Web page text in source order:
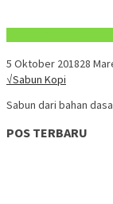
5 Oktober 201828
√Sabun Kopi
Sabun dari bahan
POS TERBARU